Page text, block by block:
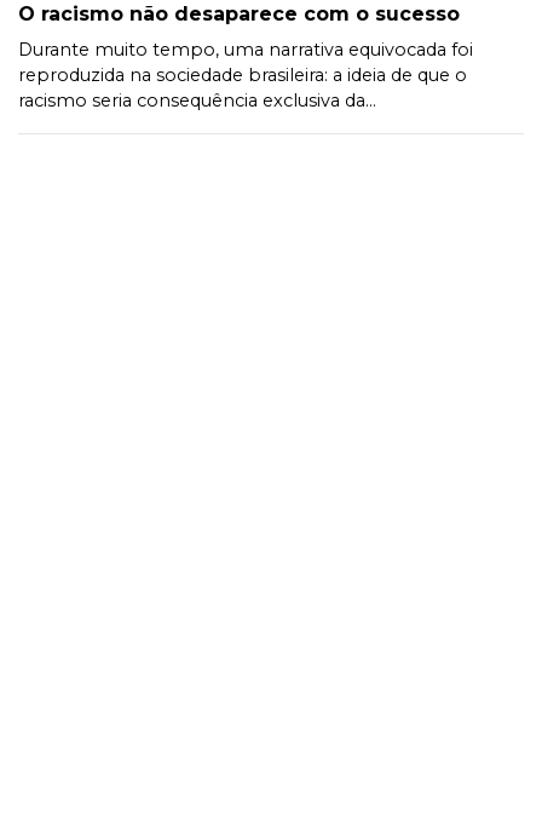
O racismo não desaparece com o sucesso
Durante muito tempo, uma narrativa equivocada foi
reproduzida na sociedade brasileira: a ideia de que o
racismo seria consequência exclusiva da...